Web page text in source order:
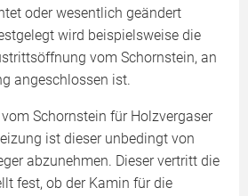
oder wesentlich geändert
wird beispielsweise die
vom Schornstein, an
angeschlossen ist.
Schornstein für Holzvergaser
ist dieser unbedingt von
abzunehmen. Dieser vertritt die
fest, ob der Kamin für die